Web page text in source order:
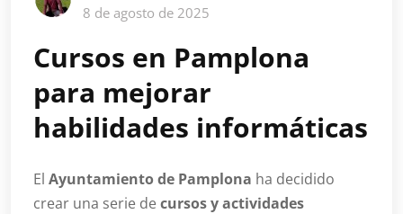
8 de agosto de 2025
Cursos en Pamplona
para mejorar
habilidades informáticas
El Ayuntamiento de Pamplona ha decidido
crear una serie de cursos y actividades